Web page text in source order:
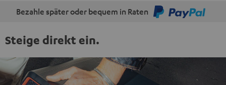
Bezahle später oder bequem in Raten
Steige direkt ein.